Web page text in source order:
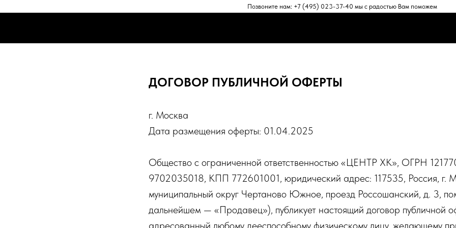
Позвоните нам: +7 (495) 023-37-40 мы с радостью Вам поможем
ДОГОВОР ПУБЛИЧНОЙ ОФЕРТЫ
г. Москва
Дата размещения оферты: 01.04.2025
Общество с ограниченной ответственностью «ЦЕНТР ХК», ОГРН
9702035018, КПП 772601001, юридический адрес: 117535, Россия, г.
муниципальный округ Чертаново Южное, проезд Россошанский, д. 3,
дальнейшем — «Продавец»), публикует настоящий договор публичной
адресованный любому дееспособному физическому лицу, желающему